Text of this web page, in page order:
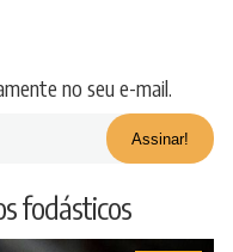
no seu e-mail.
fodásticos